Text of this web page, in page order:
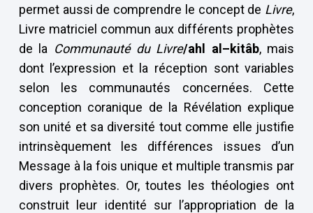
permet aussi de comprendre le concept de Livre,
Livre matriciel commun aux différents prophètes
de la Communauté du Livre/ahl al–kitâb, mais
dont l’expression et la réception sont variables
selon les communautés concernées. Cette
conception coranique de la Révélation explique
son unité et sa diversité tout comme elle justifie
intrinsèquement les différences issues d’un
Message à la fois unique et multiple transmis par
divers prophètes. Or, toutes les théologies ont
construit leur identité sur l’appropriation de la